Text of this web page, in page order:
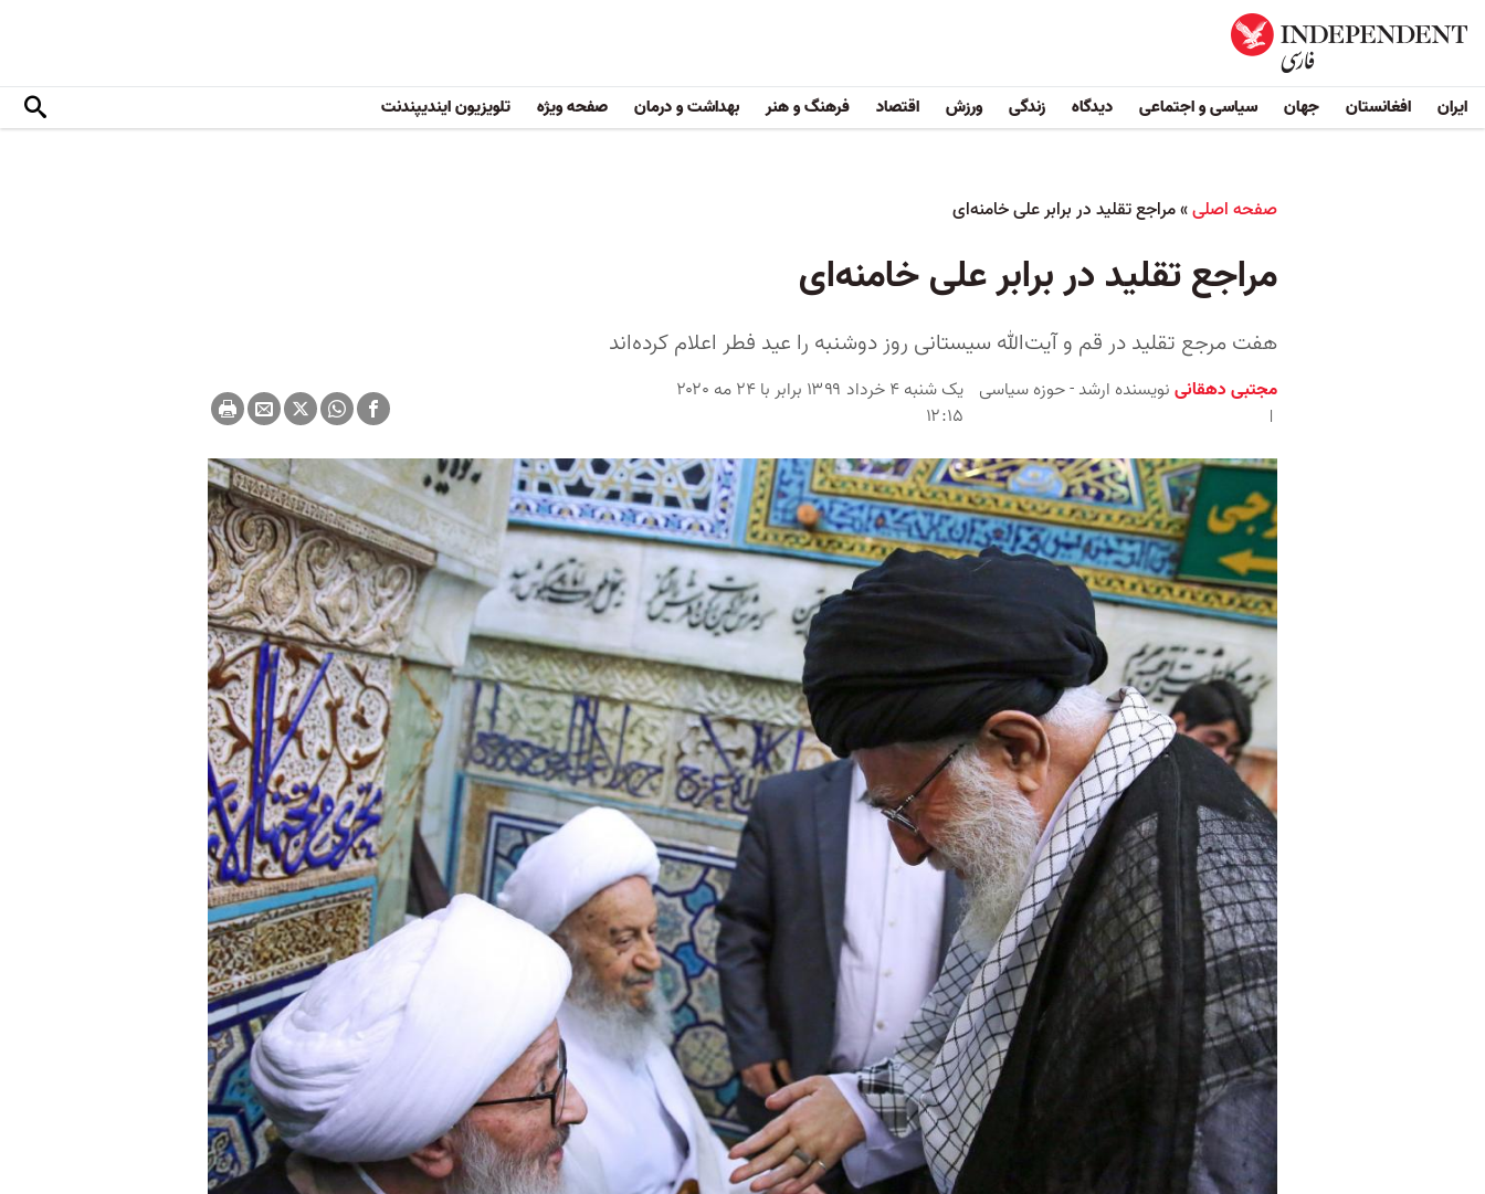
ایران افغانستان جهان سیاسی و اجتماعی دیدگاه زندگی ورزش اقتصاد فرهنگ و هنر بهداشت و درمان صفحه ویژه تلویزیون ایندیپندنت
صفحه اصلی»مراجع تقلید در برابر علی خامنه‌ای
مراجع تقلید در برابر علی خامنه‌ای
هفت مرجع تقلید در قم و آیت‌الله سیستانی روز دوشنبه را عید فطر اعلام کرده‌اند
مجتبی دهقانینویسنده ارشد - حوزه سیاسی
یک شنبه ۴ خرداد ۱۳۹۹ برابر با ۲۴ مه ۲۰۲۰
۱۲:۱۵